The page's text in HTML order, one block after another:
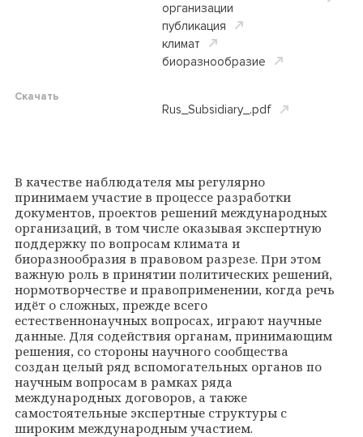
В качестве наблюдателя мы регулярно
принимаем участие в процессе разработки
документов, проектов решений международных
организаций, в том числе оказывая экспертную
поддержку по вопросам климата и
биоразнообразия в правовом разрезе. При этом
важную роль в принятии политических решений,
нормотворчестве и правоприменении, когда речь
идёт о сложных, прежде всего
естественнонаучных вопросах, играют научные
данные. Для содействия органам, принимающим
решения, со стороны научного сообщества
создан целый ряд вспомогательных органов по
научным вопросам в рамках ряда
международных договоров, а также
самостоятельные экспертные структуры с
широким международным участием.
организации
публикация
климат
биоразнообразие
Скачать
Rus_Subsidiary_.pdf